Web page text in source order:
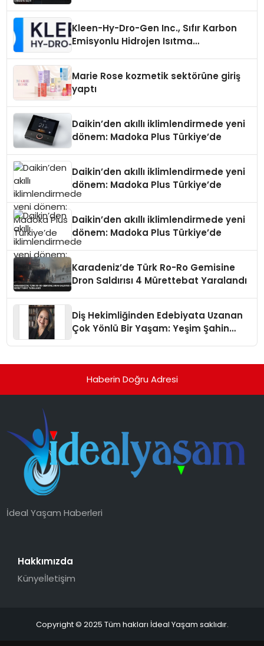
Kleen-Hy-Dro-Gen Inc., Sıfır Karbon
Emisyonlu Hidrojen Isıtma
Marie Rose kozmetik sektörüne giriş
yaptı
Daikin’den akıllı iklimlendirmede yeni
dönem: Madoka Plus Türkiye’de
Daikin’den akıllı iklimlendirmede yeni
dönem: Madoka Plus Türkiye’de
Daikin’den akıllı iklimlendirmede yeni
dönem: Madoka Plus Türkiye’de
Karadeniz’de Türk Ro-Ro Gemisine
Dron Saldırısı 4 Mürettebat Yaralandı
Diş Hekimliğinden Edebiyata Uzanan
Çok Yönlü Bir Yaşam: Yeşim Şahin
Haberin Doğru Adresi
İdeal Yaşam Haberleri
Hakkımızda
Künyeİletişim
Copyright © 2025 Tüm hakları İdeal Yaşam saklıdır.